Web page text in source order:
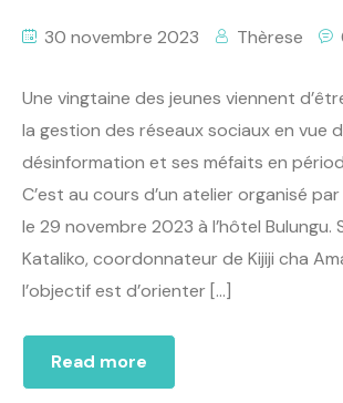
30 novembre 2023 Thèrese
Une vingtaine des jeunes viennent
la gestion des réseaux sociaux en vue
désinformation et ses méfaits en
C’est au cours d’un atelier organisé par
le 29 novembre 2023 à l’hôtel Bulungu.
Kataliko, coordonnateur de Kijiji cha
l’objectif est d’orienter […]
Read more